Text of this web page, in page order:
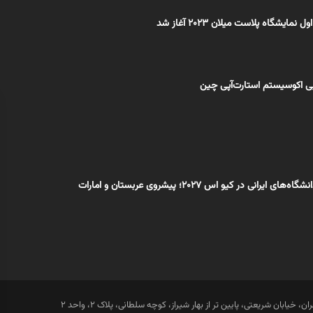
پلاست میلان ۲۰۲۳ آغاز شد
اکوسیستم استارت‌آپی چین
در کیو اس ۲۰۲۷؛ پیشروی عربستان و امارات
خیابان شریعتی، پایین تر از بهار شیراز، کوچه سلطانی، پلاک 2، واحد 2